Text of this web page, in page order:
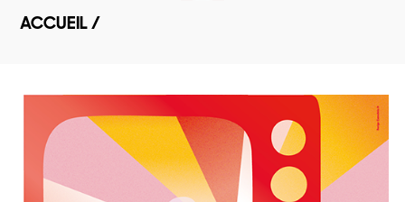
ACCUEIL /